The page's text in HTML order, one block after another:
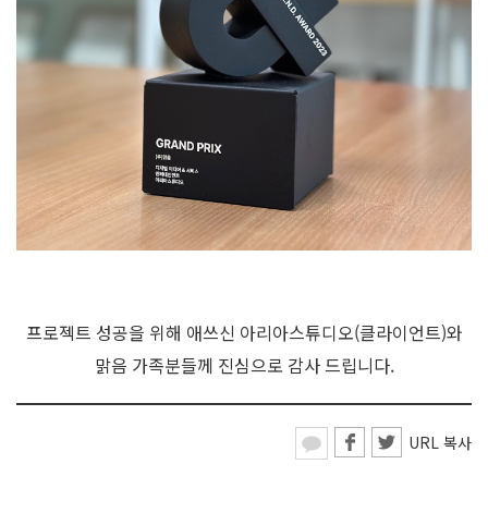
프로젝트 성공을 위해 애쓰신 아리아스튜디오(클라이언트)와
맑음 가족분들께 진심으로 감사 드립니다.
URL 복사